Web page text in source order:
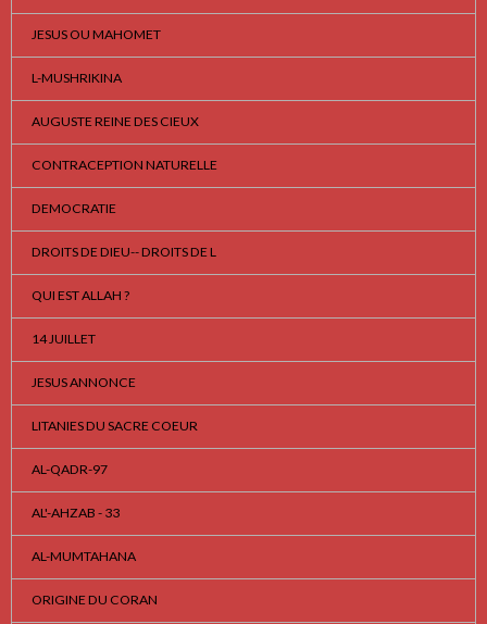
JESUS OU MAHOMET
L-MUSHRIKINA
AUGUSTE REINE DES CIEUX
CONTRACEPTION NATURELLE
DEMOCRATIE
DROITS DE DIEU-- DROITS DE L
QUI EST ALLAH ?
14 JUILLET
JESUS ANNONCE
LITANIES DU SACRE COEUR
AL-QADR-97
AL'-AHZAB - 33
AL-MUMTAHANA
ORIGINE DU CORAN